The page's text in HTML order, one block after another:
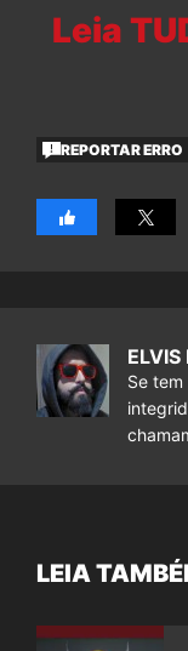
Leia
REPORTAR ERRO
ELVIS
Se
LEIA